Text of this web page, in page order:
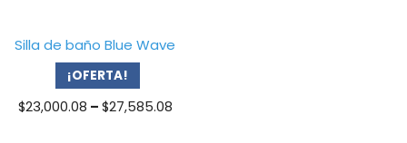
Silla de baño Blue Wave
¡OFERTA!
$23,000.08 – $27,585.08Price